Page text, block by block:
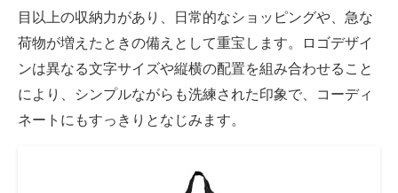
目以上の収納力があり、日常的なショッピングや、急な
荷物が増えたときの備えとして重宝します。ロゴデザイ
ンは異なる文字サイズや縦横の配置を組み合わせること
により、シンプルながらも洗練された印象で、コーディ
ネートにもすっきりとなじみます。